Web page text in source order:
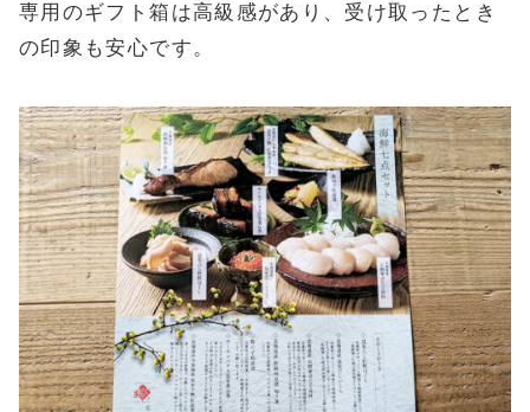
専用のギフト箱は高級感があり、受け取ったとき
の印象も安心です。